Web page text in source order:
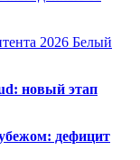
2026 Белый
новый этап
дефицит